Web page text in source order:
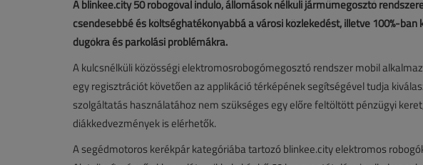
A blinkee.city 50 robogóval induló, állomások nélküli járműmegosztó
csendesebbé és költséghatékonyabbá a városi közlekedést, illetve 100%-
dugókra és parkolási problémákra.
A kulcsnélküli közösségi elektromosrobogómegosztó rendszer mobil
egy regisztrációt követően az applikáció térképének segítségével tudja
szolgáltatás használatához nem szükséges egy előre feltöltött pénzügyi
diákkedvezmények is elérhetők.
A segédmotoros kerékpár kategóriába tartozó blinkee.city elektromos